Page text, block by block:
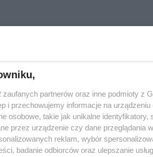
zaufanych partnerów oraz inne podmioty z
i przechowujemy informacje na urządzeniu
osobowe, takie jak unikalne identyfikatory,
przez urządzenie czy dane przeglądania
reklam, wybór
badanie odbiorców oraz ulepszanie